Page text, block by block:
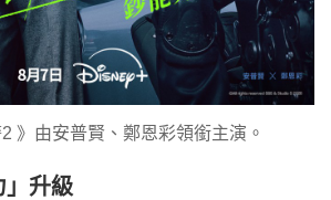
2 》由安普賢、鄭恩彩領銜主演。
」升級